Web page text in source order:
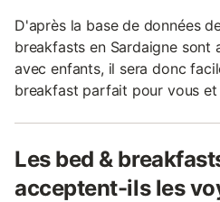
D'après la base de données
breakfasts en Sardaigne sont
avec enfants, il sera donc
breakfast parfait pour vous
Les bed &
acceptent-ils les